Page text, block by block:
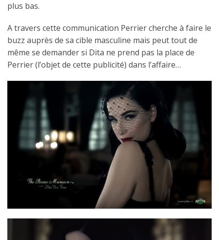
plus bas.
A travers cette communication Perrier cherche à faire le
buzz auprès de sa cible masculine mais peut tout de
même se demander si Dita ne prend pas la place de
Perrier (l’objet de cette publicité) dans l’affaire…